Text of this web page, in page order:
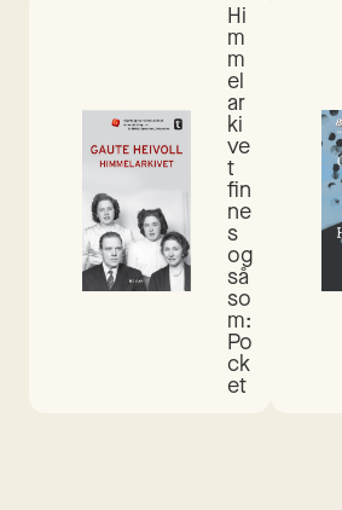
Hi
m
m
el
ar
ki
ve
t
fin
ne
s
og
så
so
m:
Po
ck
et